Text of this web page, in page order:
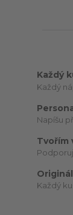
Každý
Každý
Napíšu
Tvořím
Každý